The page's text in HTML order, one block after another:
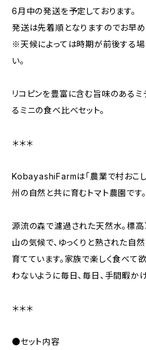
6月中の発送を予定しております。
発送は先着順となりますのでお早め
※天候によっては時期が前後する場
い。
リコピンを豊富に含む旨味のあるミ
るミニの食べ比べセット。
＊＊＊
KobayashiFarmは「農業で村おこ
州の自然と共に育むトマト農園です。
源流の森で濾過された天然水。標
山の気候で、ゆっくりと熟された自
育てています。家族で楽しく食べて
わないように毎日、毎日、手間暇か
＊＊＊
●セット内容